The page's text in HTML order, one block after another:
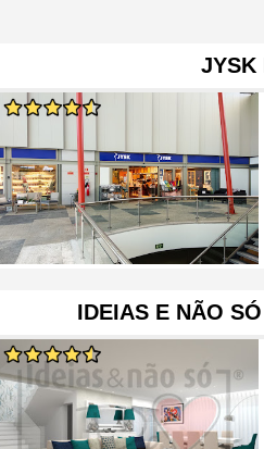
JYSK
IDEIAS E NÃO